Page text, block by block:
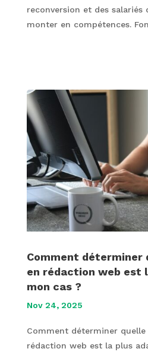
reconversion et des salariés
monter en compétences.
Comment déterminer
en rédaction web est
mon cas ?
Nov 24, 2025
Comment déterminer
rédaction web est la plus